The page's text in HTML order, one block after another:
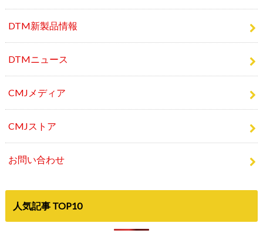
DTMニュース
CMJメディア
CMJストア
お問い合わせ